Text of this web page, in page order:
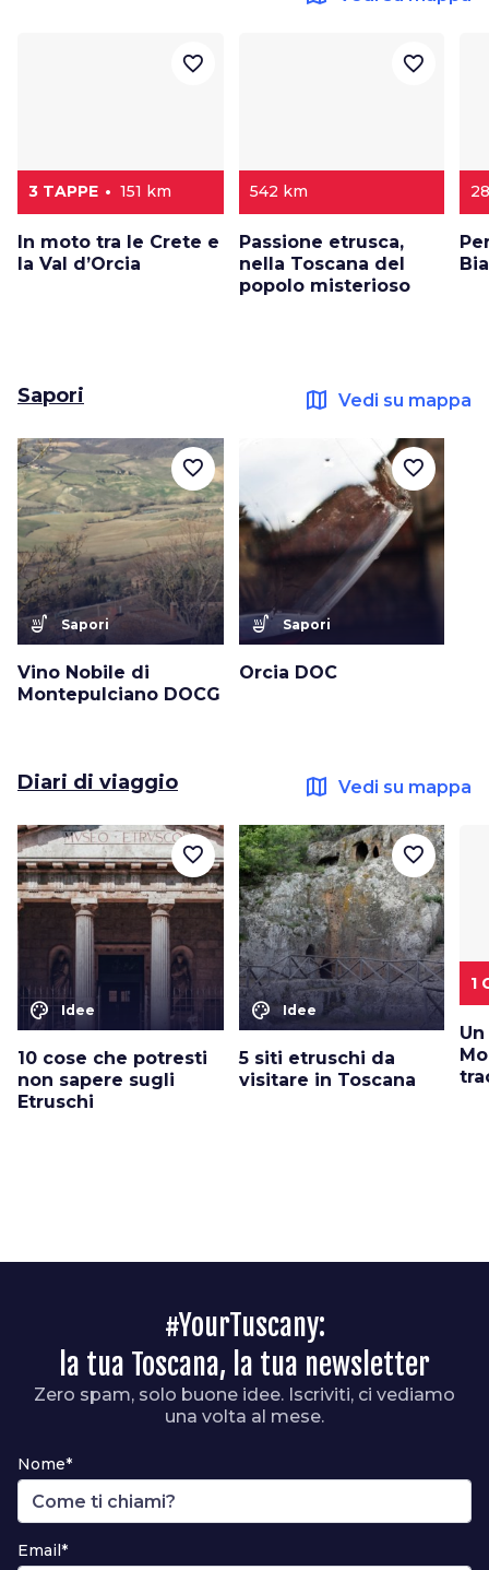
3 TAPPE 151 km
In moto tra le Crete e
la Val d’Orcia
favorite_border
542 km
Passione etrusca,
nella Toscana del
popolo misterioso
favorite_border
Sapori map Vedi su mappa
soup_kitchen Sapori
Vino Nobile di
Montepulciano DOCG
favorite_border
soup_kitchen Sapori
Orcia DOC
favorite_border
Diari di viaggio map Vedi su mappa
color_lens Idee
10 cose che potresti
non sapere sugli
Etruschi
favorite_border
color_lens Idee
5 siti etruschi da
visitare in Toscana
favorite_border
1
#YourTuscany:
la tua Toscana, la tua newsletter
Zero spam, solo buone idee. Iscriviti, ci vediamo
una volta al mese.
Nome*
Email*